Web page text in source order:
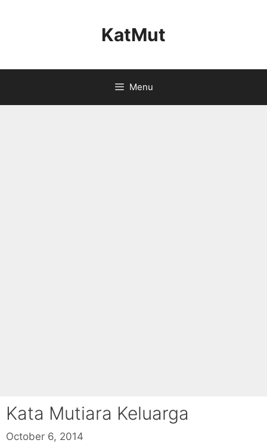
KatMut
Menu
Kata Mutiara Keluarga
October 6, 2014